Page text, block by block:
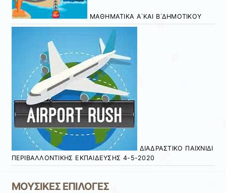
ΜΑΘΗΜΑΤΙΚΑ Α΄ΚΑΙ Β΄ΔΗΜΟΤΙΚΟΥ
ΔΙΑΔΡΑΣΤΙΚΟ ΠΑΙΧΝΙΔΙ
ΠΕΡΙΒΑΛΛΟΝΤΙΚΗΣ ΕΚΠΑΙΔΕΥΣΗΣ 4-5-2020
ΜΟΥΣΙΚΕΣ ΕΠΙΛΟΓΕΣ